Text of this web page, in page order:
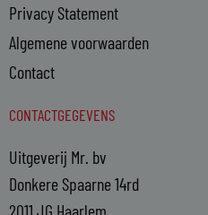
Privacy Statement
Algemene voorwaarden
Contact
CONTACTGEGEVENS
Uitgeverij Mr. bv
Donkere Spaarne 14rd
2011 JG Haarlem